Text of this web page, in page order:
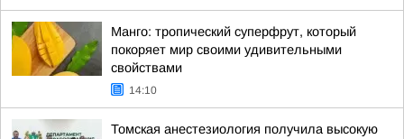
Манго: тропический суперфрут, который
покоряет мир своими удивительными
свойствами
14:10
Томская анестезиология получила высокую